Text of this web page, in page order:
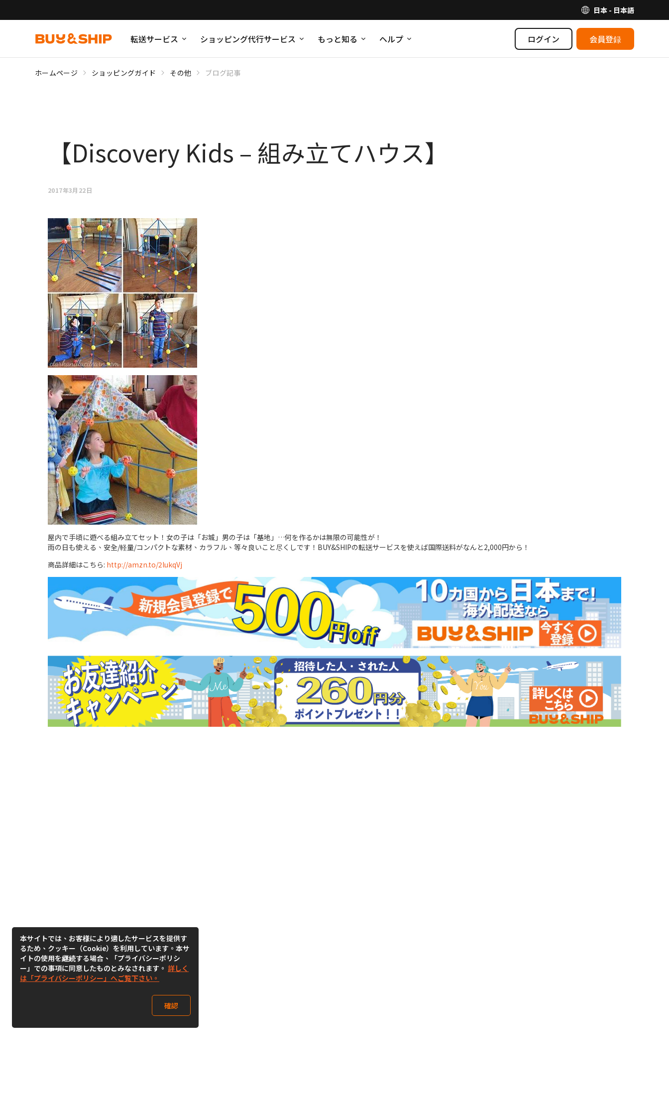
日本 - 日本語
転送サービス ショッピング代行サービス もっと知る ヘルプ ログイン 会員登録
ホームページ ショッピングガイド その他 ブログ記事
【Discovery Kids – 組み立てハウス】
2017年3月22日
屋内で手頃に遊べる組み立てセット！女の子は「お城」男の子は「基地」…何を作るかは無限の可能性が！
雨の日も使える、安全/軽量/コンパクトな素材、カラフル、等々良いこと尽くしです！BUY&SHIPの転送サービスを使えば国際送料がなんと2,000円から！
商品詳細はこちら: http://amzn.to/2lukqVj
本サイトでは、お客様により適したサービスを提供す
るため、クッキー（Cookie）を利用しています。本サ
イトの使用を継続する場合、「プライバシーポリシ
ー」での事項に同意したものとみなされます。 詳しく
は「プライバシーポリシー」へご覧下さい。
確認